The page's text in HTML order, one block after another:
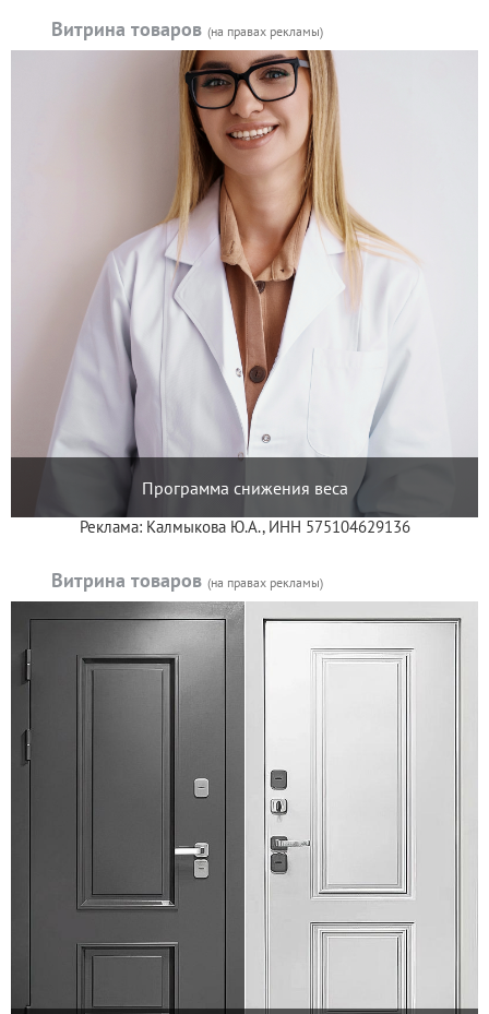
Витрина товаров (на правах рекламы)
Программа снижения веса
Реклама: Калмыкова Ю.А., ИНН 575104629136
Витрина товаров (на правах рекламы)